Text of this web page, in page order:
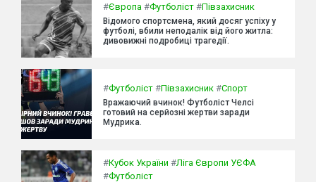
#Європа #Футболіст #Півзахисник
Відомого спортсмена, який досяг успіху у
футболі, вбили неподалік від його житла:
дивовижні подробиці трагедії.
#Футболіст #Півзахисник #Спорт
Вражаючий вчинок! Футболіст Челсі
готовий на серйозні жертви заради
Мудрика.
#Кубок України #Ліга Європи УЄФА
#Футболіст